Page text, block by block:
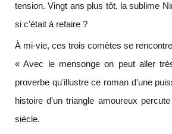
tension. Vingt ans plus tôt, la sublime
si c’était à refaire ?
À mi-vie, ces trois comètes se
« Avec le mensonge on peut aller
proverbe qu'illustre ce roman d’une
histoire d'un triangle amoureux
siècle.